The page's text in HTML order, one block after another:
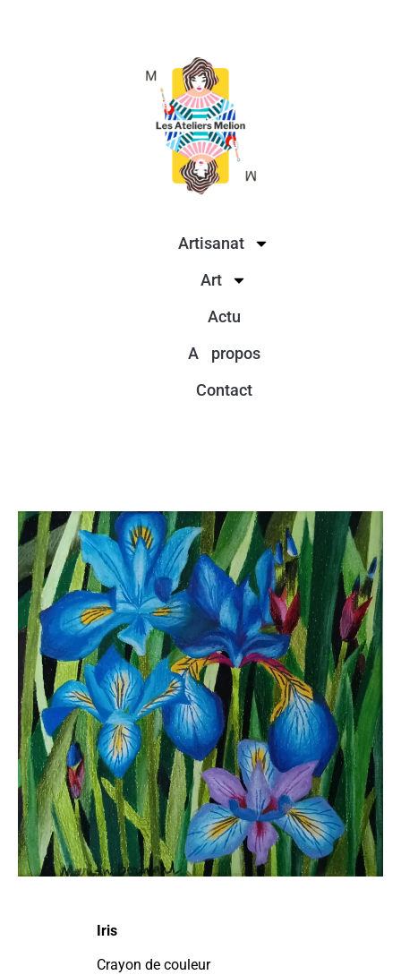
Artisanat
Art
Actu
A propos
Contact
Iris
Crayon de couleur